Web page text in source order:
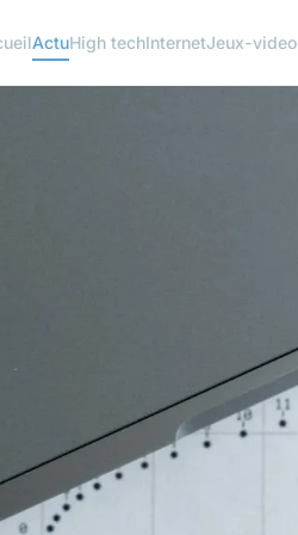
ActuHigh techInternetJeux-video